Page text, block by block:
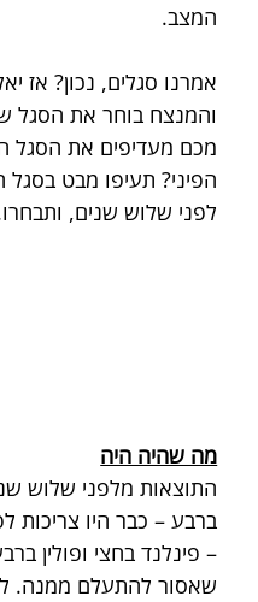
המצב.
אמרנו סגלים, נכון? אז
והמנצח בוחר את הסגל
מכם מעדיפים את הסגל
הפיני? תעיפו מבט
לפני שלוש שנים,
מה שהיה היה
התוצאות מלפני שלוש
ברבע – כבר היו
– פינלנד בחצי ופולין
שאסור להתעלם ממנה.